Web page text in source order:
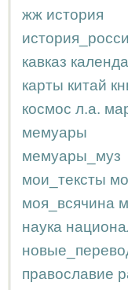
жж история
кавказ
карты китай
космос л.а.
мемуары
мемуары_муз
мои_тексты
моя_всячина
наука
православие